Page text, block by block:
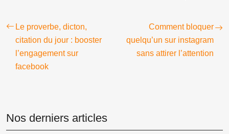
Le proverbe, dicton,
citation du jour : booster
l’engagement sur
facebook
Comment bloquer
quelqu’un sur instagram
sans attirer l’attention
Nos derniers articles